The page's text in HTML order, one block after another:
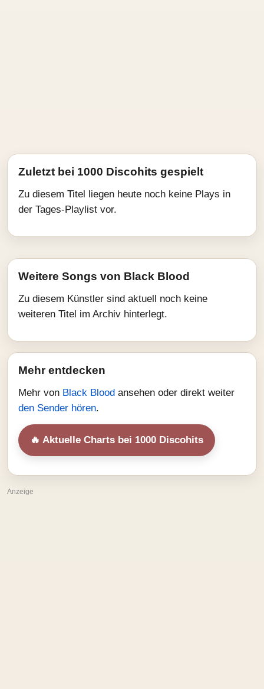
Zuletzt bei 1000 Discohits gespielt
Zu diesem Titel liegen heute noch keine Plays in
der Tages-Playlist vor.
Weitere Songs von Black Blood
Zu diesem Künstler sind aktuell noch keine
weiteren Titel im Archiv hinterlegt.
Mehr entdecken
Mehr von Black Blood ansehen oder direkt weiter
den Sender hören.
🔥 Aktuelle Charts bei 1000 Discohits
Anzeige